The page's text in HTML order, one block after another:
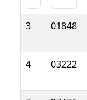
3 01848
4 03222